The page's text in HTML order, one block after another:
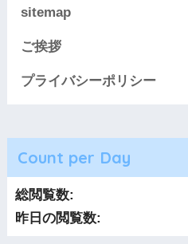
sitemap
ご挨拶
プライバシーポリシー
Count per Day
総閲覧数:
昨日の閲覧数: